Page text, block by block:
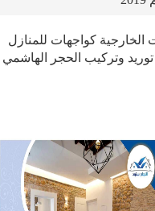
كواجهات للمنازل
وتركيب الحجر الهاشمي